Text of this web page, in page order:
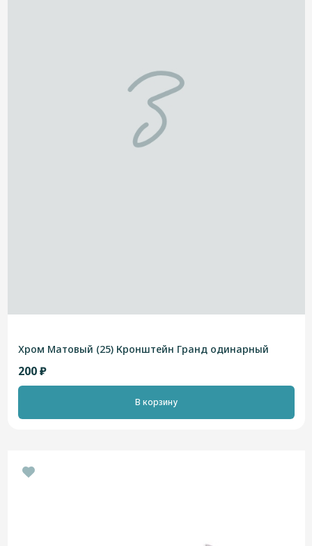
Хром Матовый (25) Кронштейн Гранд одинарный
200 ₽
В корзину